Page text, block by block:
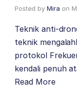
Posted by Mira on
Teknik anti-
teknik
protokol
kendali penuh
Read More